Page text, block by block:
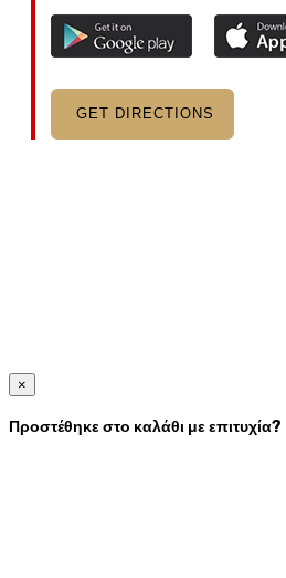
GET DIRECTIONS
×
Προστέθηκε στο καλάθι με επιτυχία?